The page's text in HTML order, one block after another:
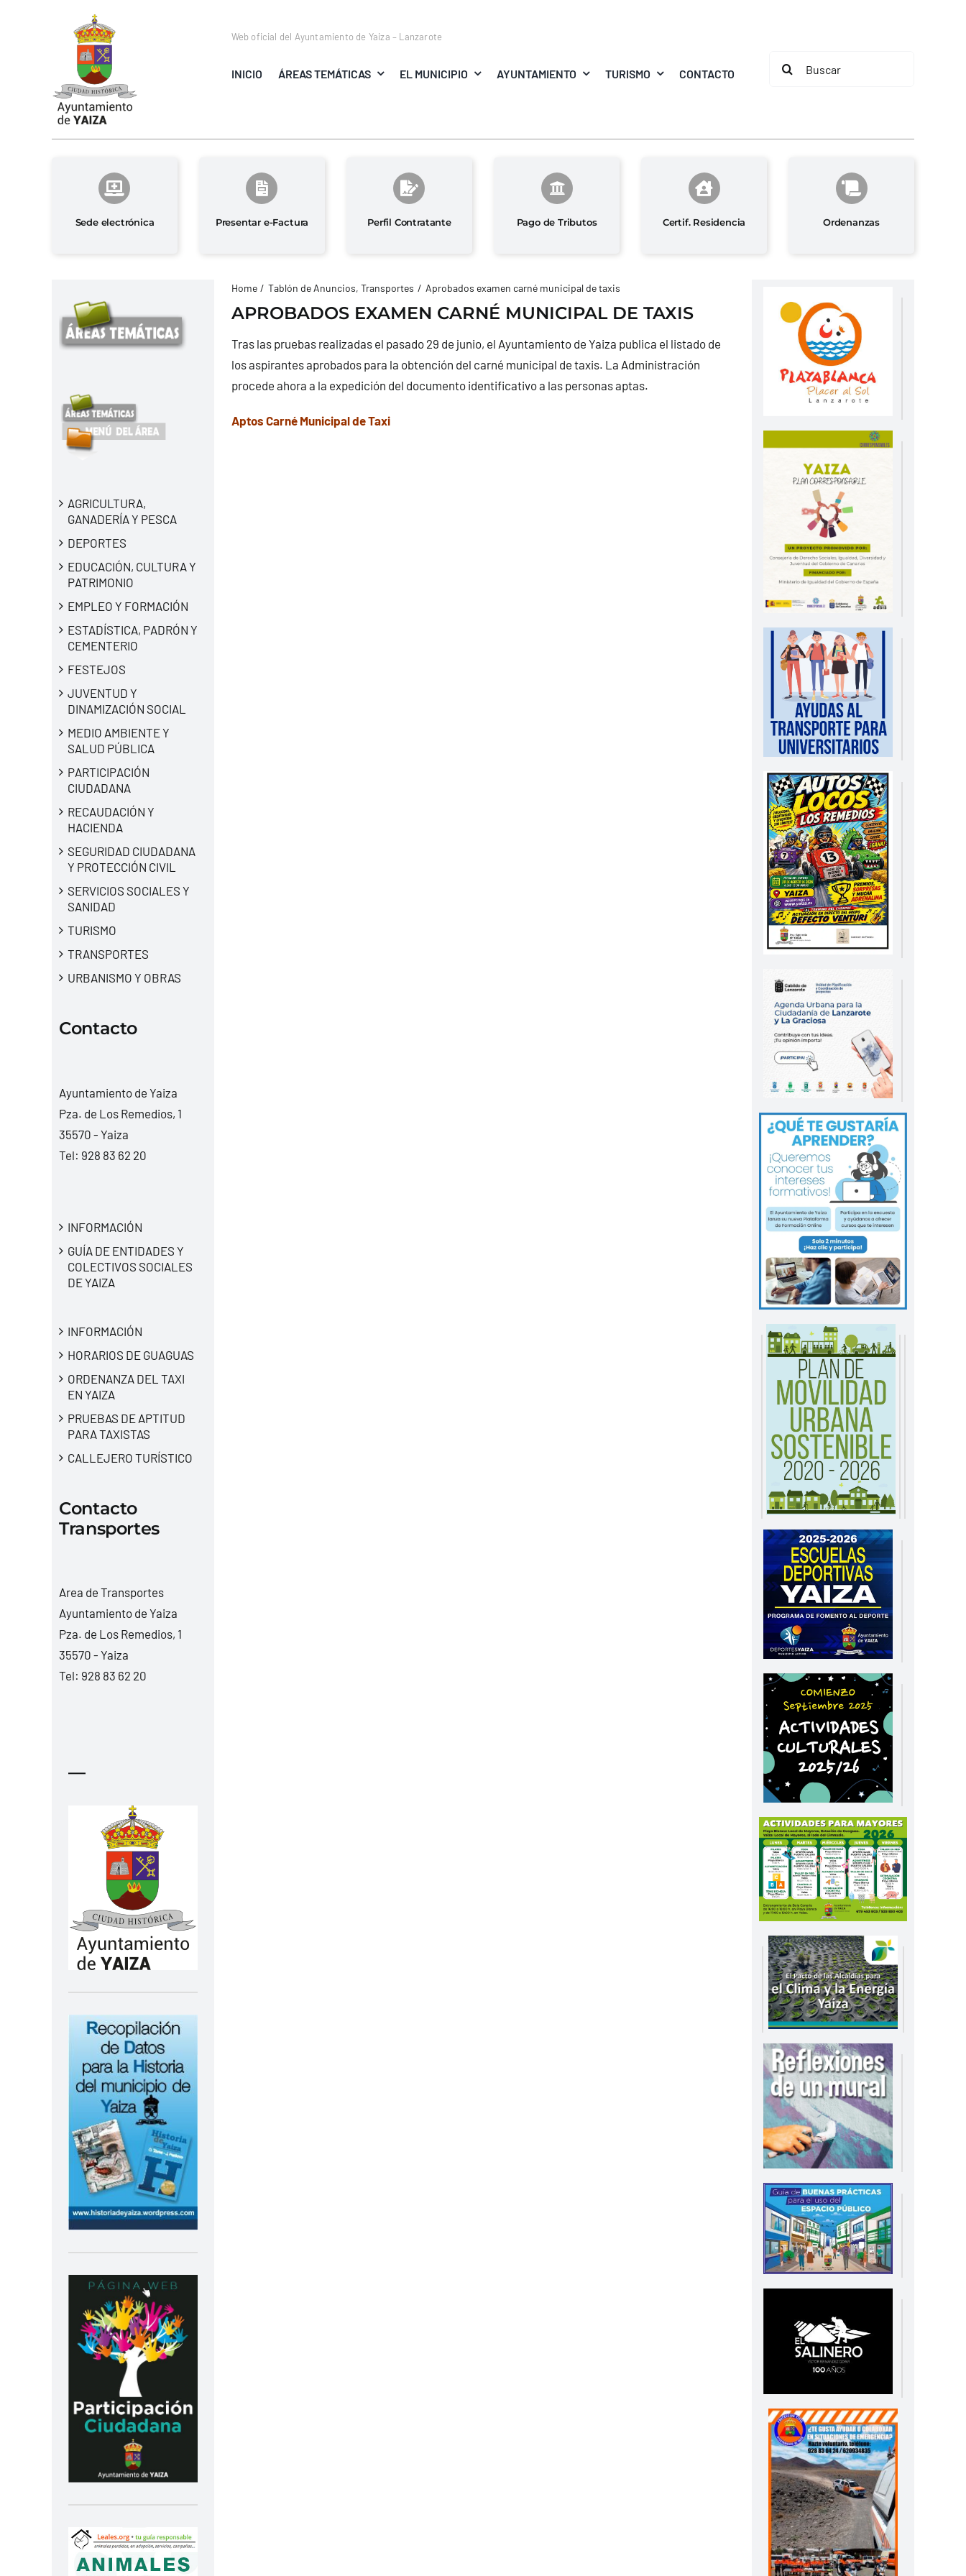
Web oficial del Ayuntamiento de Yaiza – Lanzarote
INICIO ÁREAS TEMÁTICAS EL MUNICIPIO AYUNTAMIENTO TURISMO CONTACTO
Buscar:
Sede electrónica Presentar e-Factura Perfil Contratante Pago de Tributos Certif. Residencia Ordenanzas
AGRICULTURA,
GANADERÍA Y PESCA
DEPORTES
EDUCACIÓN, CULTURA Y
PATRIMONIO
EMPLEO Y FORMACIÓN
ESTADÍSTICA, PADRÓN Y
CEMENTERIO
FESTEJOS
JUVENTUD Y
DINAMIZACIÓN SOCIAL
MEDIO AMBIENTE Y
SALUD PÚBLICA
PARTICIPACIÓN
CIUDADANA
RECAUDACIÓN Y
HACIENDA
SEGURIDAD CIUDADANA
Y PROTECCIÓN CIVIL
SERVICIOS SOCIALES Y
SANIDAD
TURISMO
TRANSPORTES
URBANISMO Y OBRAS
Contacto
Ayuntamiento de Yaiza
Pza. de Los Remedios, 1
35570 - Yaiza
Tel: 928 83 62 20
INFORMACIÓN
GUÍA DE ENTIDADES Y
COLECTIVOS SOCIALES
DE YAIZA
INFORMACIÓN
HORARIOS DE GUAGUAS
ORDENANZA DEL TAXI
EN YAIZA
PRUEBAS DE APTITUD
PARA TAXISTAS
CALLEJERO TURÍSTICO
Contacto
Transportes
Area de Transportes
Ayuntamiento de Yaiza
Pza. de Los Remedios, 1
35570 - Yaiza
Tel: 928 83 62 20
—
Home Tablón de Anuncios Transportes Aprobados examen carné municipal de taxis
APROBADOS EXAMEN CARNÉ MUNICIPAL DE TAXIS
Tras las pruebas realizadas el pasado 29 de junio, el Ayuntamiento de Yaiza publica el listado de
los aspirantes aprobados para la obtención del carné municipal de taxis. La Administración
procede ahora a la expedición del documento identificativo a las personas aptas.
Aptos Carné Municipal de Taxi